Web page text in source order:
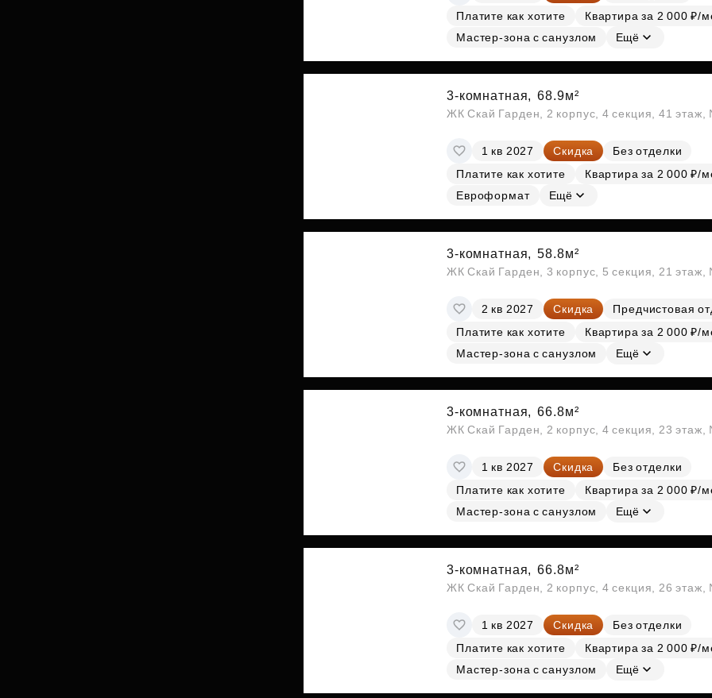
Платите как хотите
Квартира за 2 000 ₽/
Мастер-зона с санузлом
Ещё
3-комнатная, 68.9м²
ЖК Скай Гарден, 2 корпус, 4 секция, 41
1 кв 2027 Скидка
Без отделки
Платите как хотите
Квартира за 2 000 ₽/
Евроформат
Ещё
3-комнатная, 58.8м²
ЖК Скай Гарден, 3 корпус, 5 секция, 21
2 кв 2027 Скидка
Предчистовая
Платите как хотите
Квартира за 2 000 ₽/
Мастер-зона с санузлом
Ещё
3-комнатная, 66.8м²
ЖК Скай Гарден, 2 корпус, 4 секция, 23
1 кв 2027 Скидка
Без отделки
Платите как хотите
Квартира за 2 000 ₽/
Мастер-зона с санузлом
Ещё
3-комнатная, 66.8м²
ЖК Скай Гарден, 2 корпус, 4 секция, 26
1 кв 2027 Скидка
Без отделки
Платите как хотите
Квартира за 2 000 ₽/
Мастер-зона с санузлом
Ещё